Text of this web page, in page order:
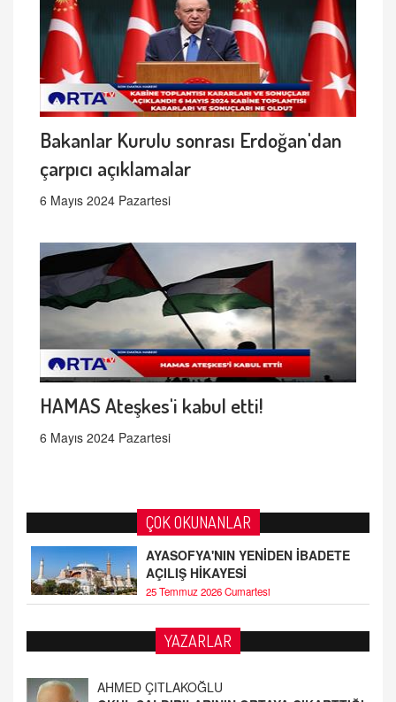
Bakanlar Kurulu sonrası Erdoğan'dan
çarpıcı açıklamalar
6 Mayıs 2024 Pazartesi
HAMAS Ateşkes'i kabul etti!
6 Mayıs 2024 Pazartesi
ÇOK OKUNANLAR
AYASOFYA'NIN YENİDEN İBADETE
AÇILIŞ HİKAYESİ
25 Temmuz 2026 Cumartesi
YAZARLAR
AHMED ÇITLAKOĞLU
GERÇEK!